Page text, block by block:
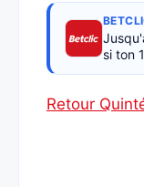
si ton
Retour